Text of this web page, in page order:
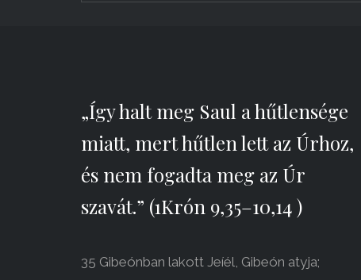
„Így halt meg Saul a hűtlensége
miatt, mert hűtlen lett az Úrhoz,
és nem fogadta meg az Úr
szavát.” (1Krón 9,35–10,14 )
35 Gibeónban lakott Jeíél, Gibeón atyja;